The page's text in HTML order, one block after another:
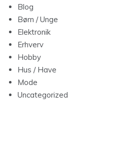
Blog
Børn / Unge
Elektronik
Erhverv
Hobby
Hus / Have
Mode
Uncategorized